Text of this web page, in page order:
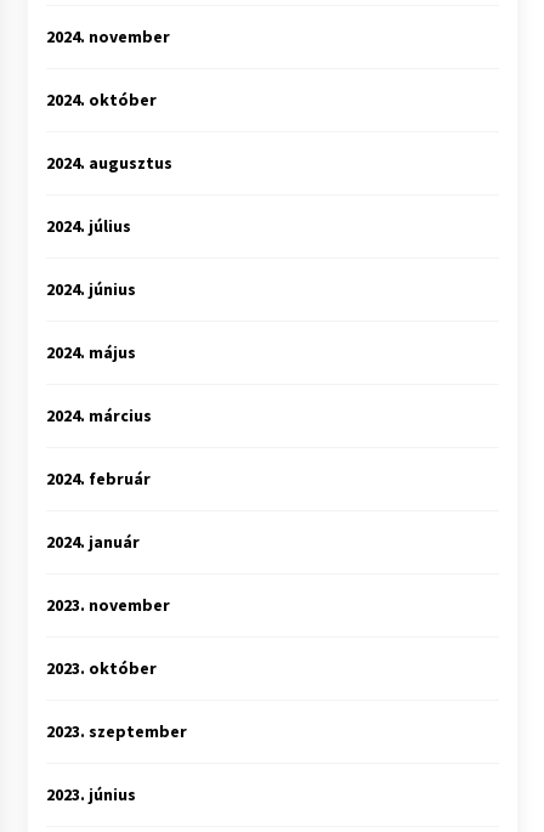
2024. november
2024. október
2024. augusztus
2024. július
2024. június
2024. május
2024. március
2024. február
2024. január
2023. november
2023. október
2023. szeptember
2023. június